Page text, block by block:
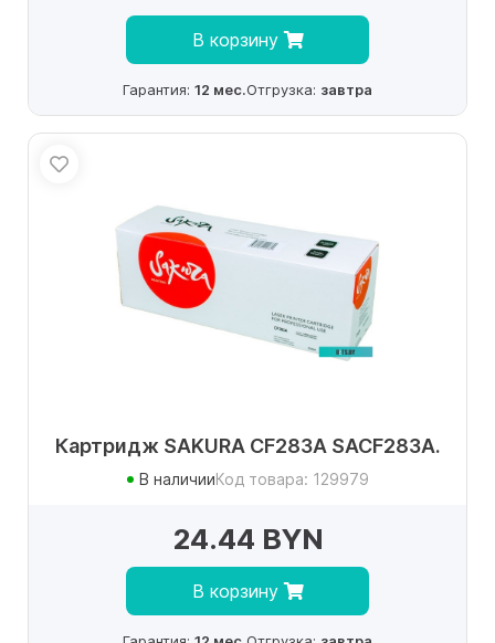
В корзину
Гарантия: 12 мес.Отгрузка: завтра
Картридж SAKURA CF283A SACF283A.
В наличииКод товара: 129979
24.44 BYN
В корзину